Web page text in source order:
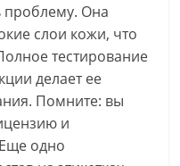
проблему. Она
слои кожи, что
тестирование
делает ее
Помните: вы
и
одно